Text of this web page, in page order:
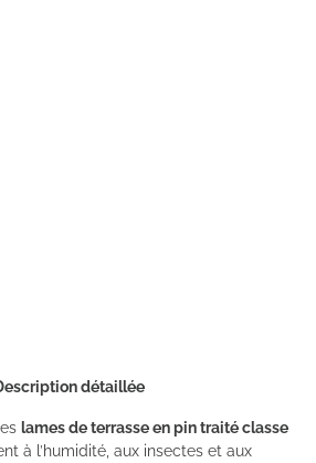
détaillée
lames de terrasse en pin traité classe
à l’humidité, aux insectes et aux